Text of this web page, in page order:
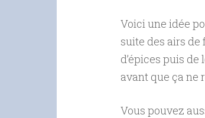
Voici une idée
suite des airs de
d’épices puis
avant que ça ne
Vous pouvez